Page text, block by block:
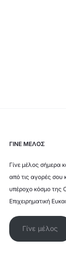
ΓΙΝΕ ΜΕΛΟΣ
Γίνε μέλος σήμερα
από τις αγορές σου
υπέροχο κόσμο της
Επιχειρηματική
Γίνε μέλος